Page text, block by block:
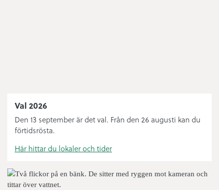
Val 2026
Den 13 september är det val. Från den 26 augusti kan du
förtidsrösta.
Här hittar du lokaler och tider
Knut’n
Felanmälan och journummer
Handelsplats Norsjö